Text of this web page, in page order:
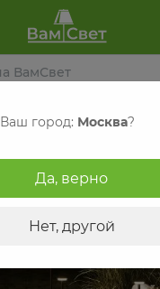
Ваш город: Москва?
Да, верно
Нет, другой